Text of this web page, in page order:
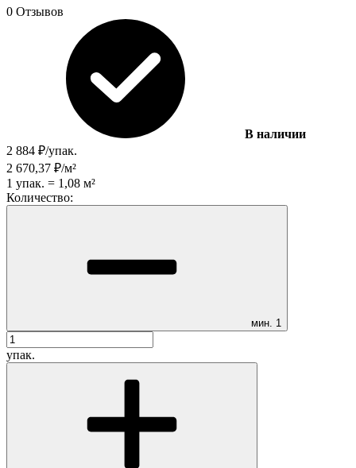
0 Отзывов
В наличии
2 884 ₽/упак.
2 670,37 ₽/м²
1 упак. = 1,08 м²
Количество:
мин. 1
упак.